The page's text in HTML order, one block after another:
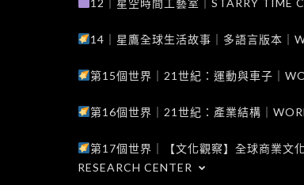
12｜星空時間工藝室｜STARRY TIME
14｜星鷹全球生活故事｜多語言版本｜
第15個世界｜21世紀：運動與車子｜
第16個世界｜21世紀：產業結構｜
第17個世界｜【文化觀察】全球商業文
RESEARCH CENTER